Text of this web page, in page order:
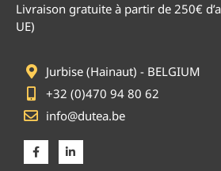
Livraison gratuite à partir de 250€
UE)
Jurbise (Hainaut) - BELGIUM
+32 (0)470 94 80 62
info@dutea.be